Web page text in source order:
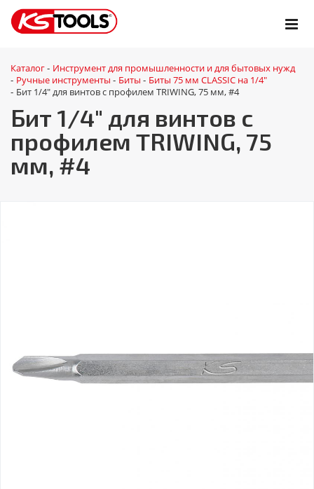
Каталог - Инструмент для промышленности и для бытовых нужд
- Ручные инструменты - Биты - Биты 75 мм CLASSIC на 1/4"
- Бит 1/4" для винтов с профилем TRIWING, 75 мм, #4
Бит 1/4" для винтов с
профилем TRIWING, 75
мм, #4